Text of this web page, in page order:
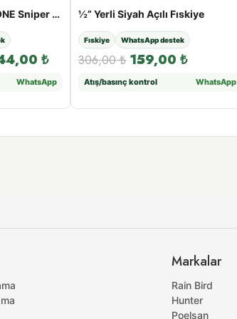
METSAN Roket MT-ONE Sniper Şanzımanlı Sprinkler | 2″ Giriş, 26 - 52 m Menzil
₺
WhatsApp
½” Yerli Siyah Açılı Fıskiye
Fıskiye WhatsApp destek
306,00₺ 159,00 ₺
Atış/basınç kontrol WhatsApp
Markalar
Rain Bird
Hunter
Poelsan